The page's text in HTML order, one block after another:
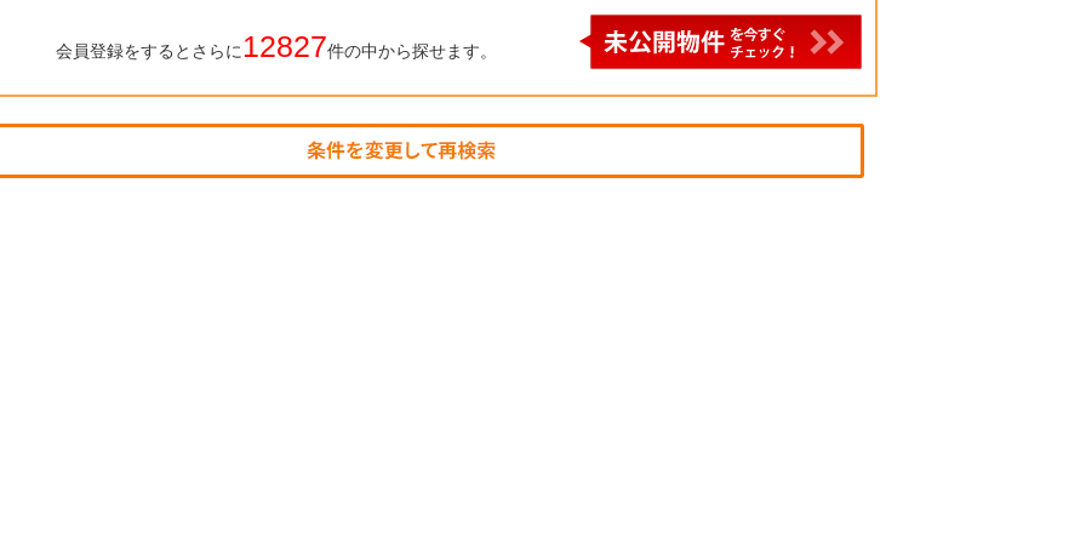
会員登録をするとさらに 12827件の中から探せます。